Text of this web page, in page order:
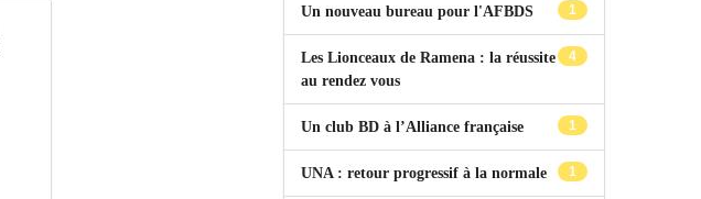
1
Un nouveau bureau pour l'AFBDS
4
Les Lionceaux de Ramena : la réussite
au rendez vous
1
Un club BD à l’Alliance française
1
UNA : retour progressif à la normale